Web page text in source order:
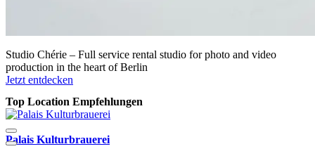
Studio Chérie – Full service rental studio for photo and video
production in the heart of Berlin
Jetzt entdecken
Top Location Empfehlungen
Palais Kulturbrauerei